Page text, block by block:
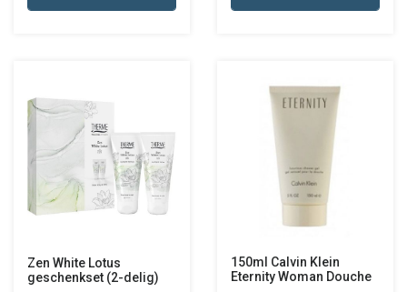
Zen White Lotus
geschenkset (2-delig)
150ml Calvin Klein
Eternity Woman Douche